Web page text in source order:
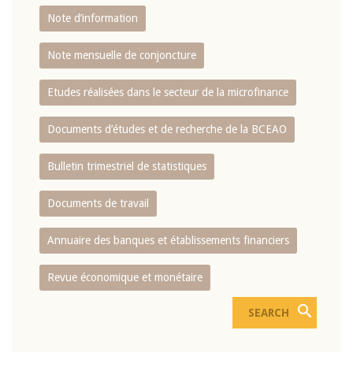
Note d’information
Note mensuelle de conjoncture
Etudes réalisées dans le secteur de la microfinance
Documents d’études et de recherche de la BCEAO
Bulletin trimestriel de statistiques
Documents de travail
Annuaire des banques et établissements financiers
Revue économique et monétaire